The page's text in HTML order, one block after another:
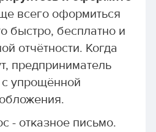
всего оформиться
быстро, бесплатно и
отчётности. Когда
предприниматель
упрощённой
- отказное письмо.